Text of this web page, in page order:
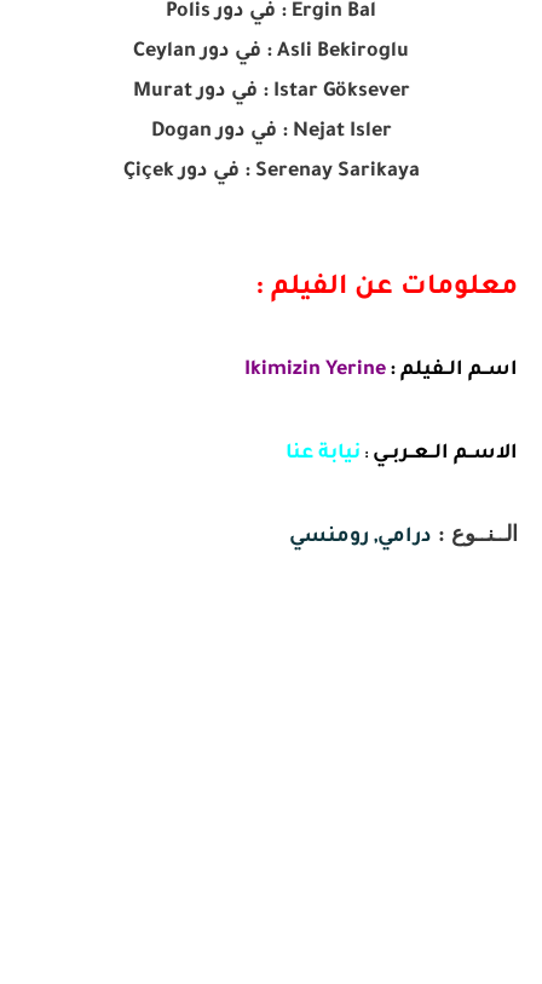
Ergin Bal : في دور Polis
Asli Bekiroglu : في دور Ceylan
Istar Göksever : في دور Murat
Nejat Isler : في دور Dogan
Serenay Sarikaya : في دور Çiçek
معلومات عن الفيلم :
اســم الــفيلم : Ikimizin Yerine
الاســم الــعــربــي : نيابة عنا
الــنــوع : درامي, رومنسي